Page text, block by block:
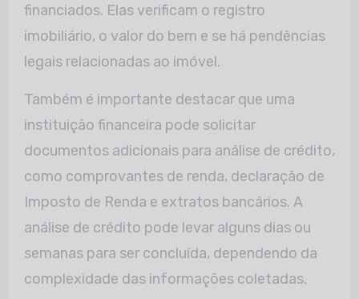
financiados. Elas verificam o registro
imobiliário, o valor do bem e se há pendências
legais relacionadas ao imóvel.
Também é importante destacar que uma
instituição financeira pode solicitar
documentos adicionais para análise de crédito,
como comprovantes de renda, declaração de
Imposto de Renda e extratos bancários. A
análise de crédito pode levar alguns dias ou
semanas para ser concluída, dependendo da
complexidade das informações coletadas.